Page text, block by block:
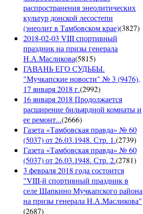
распространения энеолитических
культур донской лесостепи
(энеолит в Тамбовском крае)(3827)
2018-02-03 VIII спортивный
праздник на призы генерала
Н.А.Масликова(5815)
ГАВАНЬ ЕГО СУДЬБЫ.
"Мучкапские новости" № 3 (9476),
17 января 2018 г.(2992)
16 января 2018 Продолжается
расширение бильярдной комнаты и
ее ремонт...(2666)
Газета «Тамбовская правда» № 60
(5037) от 26.03.1948. Стр. 1.(2739)
Газета «Тамбовская правда» № 60
(5037) от 26.03.1948. Стр. 2.(2781)
3 февраля 2018 года состоится
"VIII-й спортивный праздник в
селе Шапкино Мучкапского района
на призы генерала Н.А.Масликова"
(2687)